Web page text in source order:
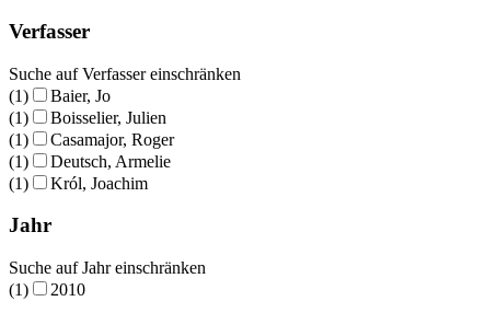
Verfasser
Suche auf Verfasser einschränken
(1)
Baier, Jo
(1)
Boisselier, Julien
(1)
Casamajor, Roger
(1)
Deutsch, Armelie
(1)
Król, Joachim
Jahr
Suche auf Jahr einschränken
(1)
2010